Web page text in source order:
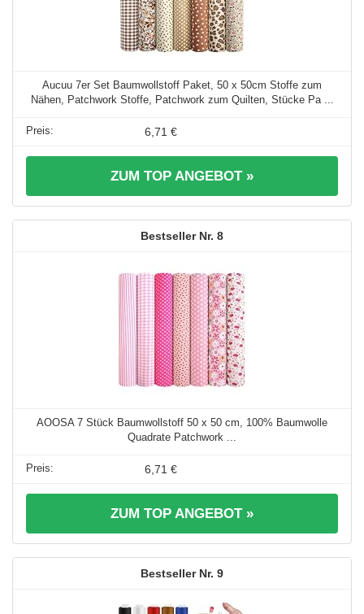
Aucuu 7er Set Baumwollstoff Paket, 50 x 50cm Stoffe zum
Nähen, Patchwork Stoffe, Patchwork zum Quilten, Stücke Pa ...
6,71 €
ZUM TOP ANGEBOT »
8
AOOSA 7 Stück Baumwollstoff 50 x 50 cm, 100% Baumwolle
Quadrate Patchwork ...
6,71 €
ZUM TOP ANGEBOT »
9